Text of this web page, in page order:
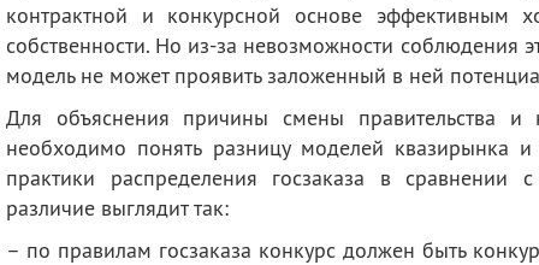
контрактной и конкурсной основе эффективным
собственности. Но из-за невозможности соблюдения
модель не может проявить заложенный в ней
Для объяснения причины смены правительства и
необходимо понять разницу моделей квазирынка
практики распределения госзаказа в
различие выглядит так:
– по правилам госзаказа конкурс должен быть